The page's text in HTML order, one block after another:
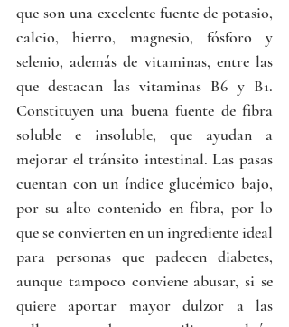
que son una excelente fuente de potasio,
calcio, hierro, magnesio, fósforo y
selenio, además de vitaminas, entre las
que destacan las vitaminas B6 y B1.
Constituyen una buena fuente de fibra
soluble e insoluble, que ayudan a
mejorar el tránsito intestinal. Las pasas
cuentan con un índice glucémico bajo,
por su alto contenido en fibra, por lo
que se convierten en un ingrediente ideal
para personas que padecen diabetes,
aunque tampoco conviene abusar, si se
quiere aportar mayor dulzor a las